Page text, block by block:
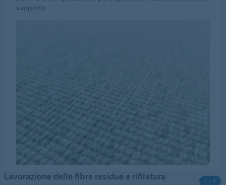
supporto.
Lavorazione delle fibre residue e rifilatura 1 / 5